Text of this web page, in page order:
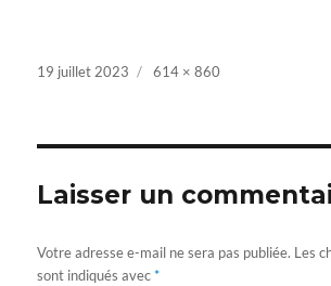
Posted
19 juillet 2023
Full
614 × 860
Laisser un
Votre adresse e-mail ne sera pas publiée. Les
sont indiqués avec*